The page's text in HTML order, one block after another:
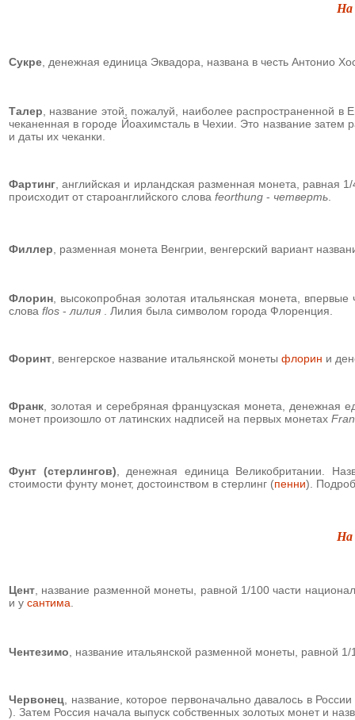
На
Сукре , денежная единица Эквадора, названа в честь Антонио
Талер , название этой, пожалуй, наиболее распространенной
чеканенная в городе Йоахимсталь в Чехии. Это название затем
и даты их чеканки.
Фартинг , английская и ирландская разменная монета,
происходит от староанглийского слова feorthung - четверть
Филлер , разменная монета Венгрии, венгерский вариант
Флорин , высокопробная золотая итальянская монета,
слова flos - лилия . Лилия была символом города Флоренция.
Форинт , венгерское название итальянской монеты флорин и
Франк , золотая и серебряная французская монета, денежная
монет произошло от латинских надписей на первых монетах
Фунт (стерлингов) , денежная единица Великобритании.
стоимости фунту монет, достоинством в стерлинг (пенни).
На
Цент , название разменной монеты, равной 1/100 части
и у сантима
Чентезимо , название итальянской разменной монеты, равной
Червонец , название, которое первоначально давалось в
). Затем Россия начала выпуск собственных золотых монет и